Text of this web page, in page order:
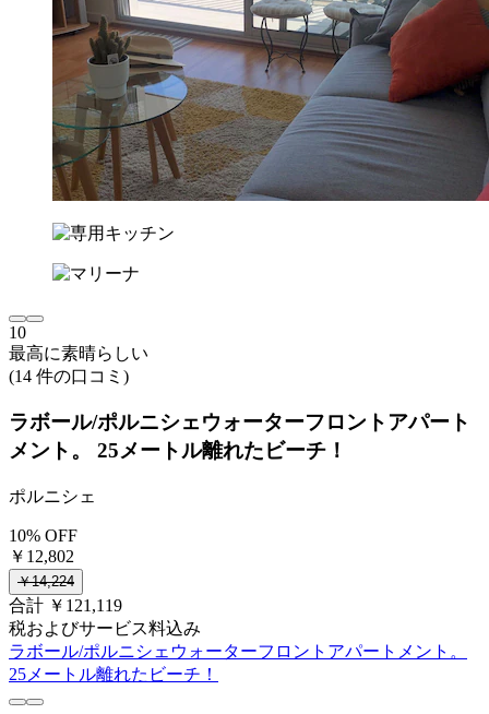
10
最高に素晴らしい
(14 件の口コミ)
ラボール/ポルニシェウォーターフロントアパート
メント。 25メートル離れたビーチ！
ポルニシェ
10% OFF
￥12,802
￥14,224
合計 ￥121,119
税およびサービス料込み
ラボール/ポルニシェウォーターフロントアパートメント。
25メートル離れたビーチ！